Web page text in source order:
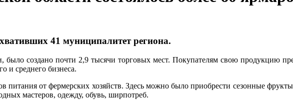
41 муниципалитет региона.
создано почти 2,9 тысячи торговых мест. Покупателям свою продукцию
и среднего бизнеса.
питания от фермерских хозяйств. Здесь можно было приобрести сезонные
мастеров, одежду, обувь, ширпотреб.